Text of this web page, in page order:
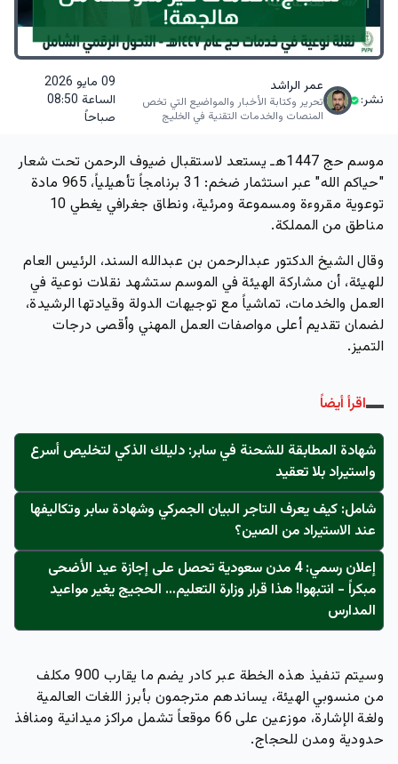
نشر:
عمر الراشد
تحرير وكتابة الأخبار والمواضيع التي تخص
المنصات والخدمات التقنية في الخليج
09 مايو 2026
الساعة 08:50
صباحاً
موسم حج 1447هـ يستعد لاستقبال ضيوف الرحمن تحت شعار
"حياكم الله" عبر استثمار ضخم: 31 برنامجاً تأهيلياً، 965 مادة
توعوية مقروءة ومسموعة ومرئية، ونطاق جغرافي يغطي 10
مناطق من المملكة.
وقال الشيخ الدكتور عبدالرحمن بن عبدالله السند، الرئيس العام
للهيئة، أن مشاركة الهيئة في الموسم ستشهد نقلات نوعية في
العمل والخدمات، تماشياً مع توجيهات الدولة وقيادتها الرشيدة،
لضمان تقديم أعلى مواصفات العمل المهني وأقصى درجات
التميز.
اقرأ أيضاً
شهادة المطابقة للشحنة في سابر: دليلك الذكي لتخليص أسرع
واستيراد بلا تعقيد
شامل: كيف يعرف التاجر البيان الجمركي وشهادة سابر وتكاليفها
عند الاستيراد من الصين؟
إعلان رسمي: 4 مدن سعودية تحصل على إجازة عيد الأضحى
مبكراً - انتبهوا! هذا قرار وزارة التعليم… الحجيج يغير مواعيد
المدارس
وسيتم تنفيذ هذه الخطة عبر كادر يضم ما يقارب 900 مكلف
من منسوبي الهيئة، يساندهم مترجمون بأبرز اللغات العالمية
ولغة الإشارة، موزعين على 66 موقعاً تشمل مراكز ميدانية ومنافذ
حدودية ومدن للحجاج.